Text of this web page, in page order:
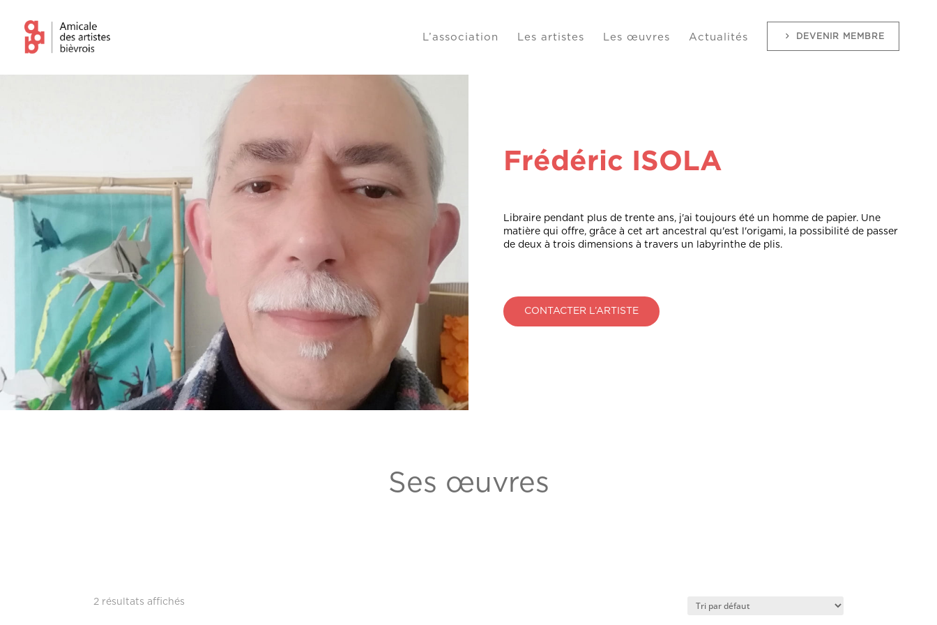
L’association Les artistes Les œuvres Actualités DEVENIR MEMBRE
2 résultats affichés
Frédéric ISOLA
Libraire pendant plus de trente ans, j'ai toujours été un homme de papier. Une
matière qui offre, grâce à cet art ancestral qu'est l'origami, la possibilité de passer
de deux à trois dimensions à travers un labyrinthe de plis.
CONTACTER L’ARTISTE
Ses œuvres